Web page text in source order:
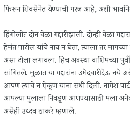
फिरून शिवसेनेत येण्याची गरज आहे, अशी
हिंगोलीत दोन वेळा गद्दारी झाली. दोन्ही वेळा
हेमंत पाटील यांचे नाव न घेता, त्याला तर
असा टोला लगावला. हिच अवस्था वाशिमच्या
सांगितले. मुळात या गद्दारांना उमेदवारी देऊ
आपण त्यांचे न ऐकूण यांना संधी दिली. नागेश
आपल्या मुलाला निवडूण आणण्यासाठी मला
असेही उध्दव ठाकरे म्हणाले.